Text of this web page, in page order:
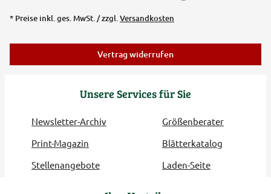
Unsere Services für Sie
Newsletter-Archiv
Größenberater
Print-Magazin
Blätterkatalog
Stellenangebote
Laden-Seite
* Preise inkl. ges. MwSt. / zzgl. Versandkosten
Vertrag widerrufen